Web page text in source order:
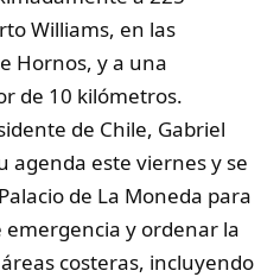
Williams, en las
Hornos, y a una
de 10 kilómetros.
de Chile, Gabriel
agenda este viernes y se
de La Moneda para
y ordenar la
costeras, incluyendo